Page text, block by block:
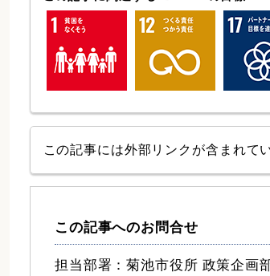
この記事には外部リンクが含まれて
この記事へのお問合せ
担当部署：菊池市役所 政策企画